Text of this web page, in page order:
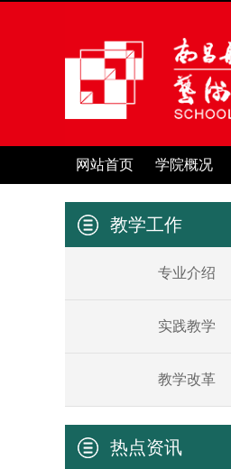
网站首页 学院概况
教学工作
专业介绍
实践教学
教学改革
热点资讯